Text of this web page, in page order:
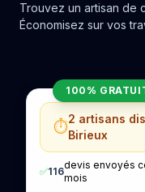
Trouvez un artisan de
Économisez sur vos
100%
⏱️2 artisans
Birieux
✅116
devis envoyés
mois